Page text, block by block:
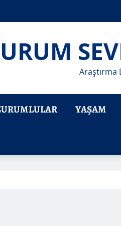
Araştırma
YAŞAM